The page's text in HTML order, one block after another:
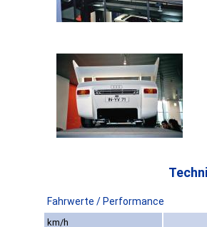
Fahrwerte / Performance
km/h